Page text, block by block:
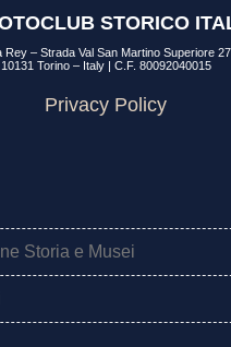
STORICO
Rey – Strada Val San Martino Superiore 27
10131 Torino – Italy | C.F. 80092040015
Privacy Policy
Storia e Musei